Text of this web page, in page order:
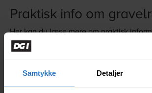
Samtykke Detaljer
Praktisk info om
Her kan du læse mere om praktisk
startnumre, starttider, skiltning,
gravelruterne til DGI Hærvejsløbet.